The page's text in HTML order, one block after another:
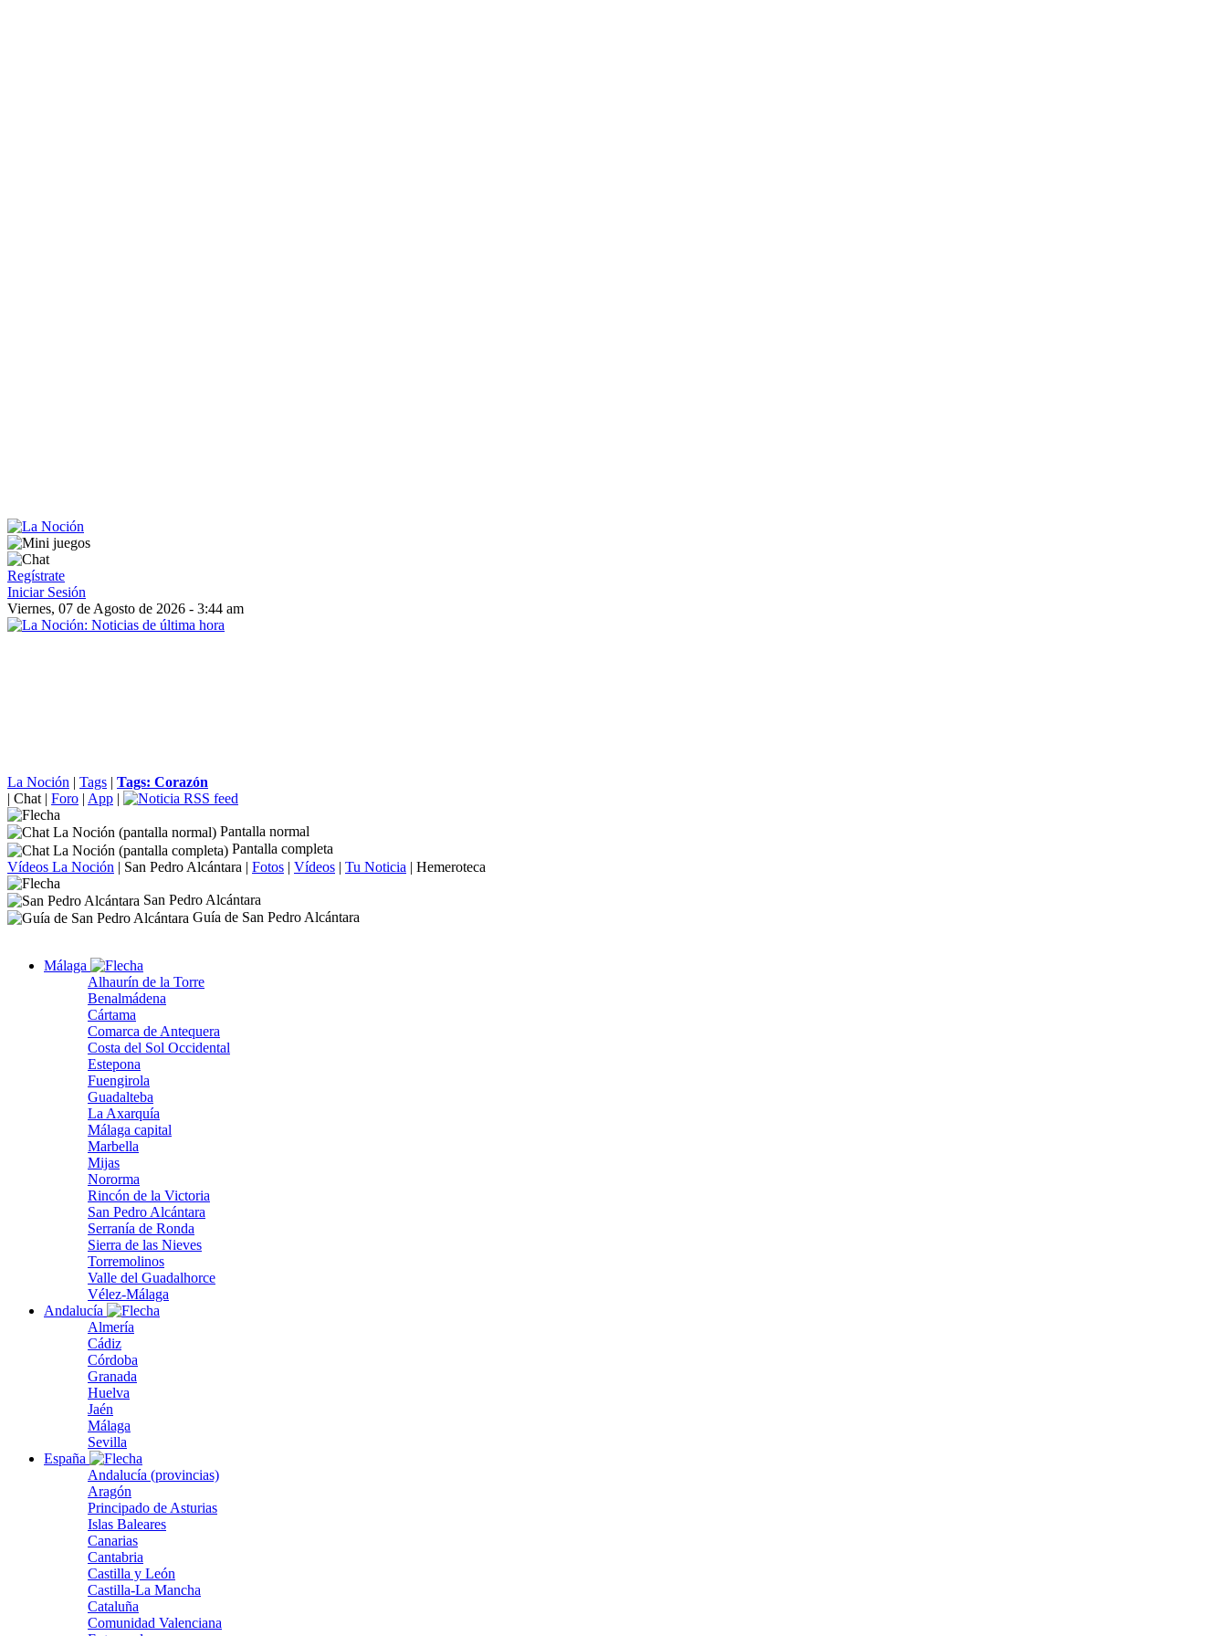
Regístrate
Iniciar Sesión
Viernes, 07 de Agosto de 2026 - 3:44 am
La Noción | Tags | Tags: Corazón
| Chat | Foro | App |
Pantalla normal
Pantalla completa
Vídeos La Noción | San Pedro Alcántara | Fotos | Vídeos | Tu Noticia | Hemeroteca
San Pedro Alcántara
Guía de San Pedro Alcántara
Málaga
Alhaurín de la Torre
Benalmádena
Cártama
Comarca de Antequera
Costa del Sol Occidental
Estepona
Fuengirola
Guadalteba
La Axarquía
Málaga capital
Marbella
Mijas
Nororma
Rincón de la Victoria
San Pedro Alcántara
Serranía de Ronda
Sierra de las Nieves
Torremolinos
Valle del Guadalhorce
Vélez-Málaga
Andalucía
Almería
Cádiz
Córdoba
Granada
Huelva
Jaén
Málaga
Sevilla
España
Andalucía (provincias)
Aragón
Principado de Asturias
Islas Baleares
Canarias
Cantabria
Castilla y León
Castilla-La Mancha
Cataluña
Comunidad Valenciana